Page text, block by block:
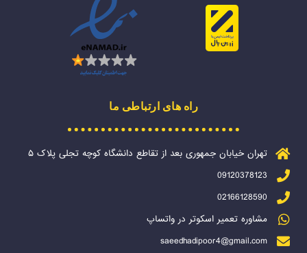
راه های ارتباطی ما
تهران خیابان جمهوری بعد از تقاطع دانشگاه کوچه تجلی پلاک ۵
09120378123
02166128590
مشاوره تعمیر اسکوتر در واتساپ
saeedhadipoor4@gmail.com